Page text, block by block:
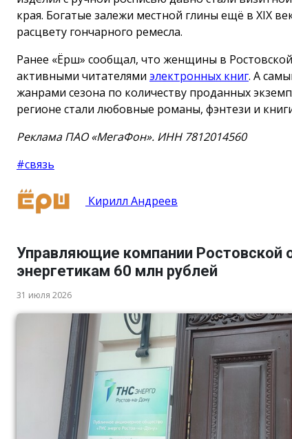
края. Богатые залежи местной глины ещё в XIX
расцвету гончарного ремесла.
Ранее «Ёрш» сообщал, что женщины в Ростовской
активными читателями электронных книг. А
жанрами сезона по количеству проданных
регионе стали любовные романы, фэнтези и
Реклама ПАО «МегаФон». ИНН 7812014560
#связь
Кирилл Андреев
Управляющие компании Ростовской
энергетикам 60 млн рублей
31 июля 2026